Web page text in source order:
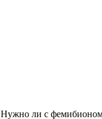
ли с фемибионом